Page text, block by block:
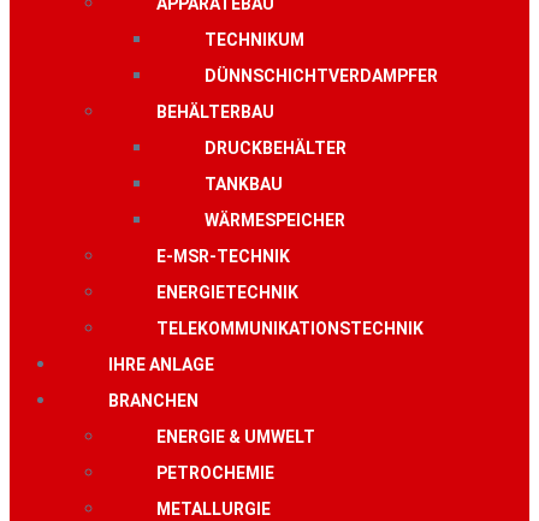
TECHNIKUM
DÜNNSCHICHTVERDAMPFER
BEHÄLTERBAU
DRUCKBEHÄLTER
TANKBAU
WÄRMESPEICHER
E-MSR-TECHNIK
ENERGIETECHNIK
TELEKOMMUNIKATIONSTECHNIK
IHRE ANLAGE
BRANCHEN
ENERGIE & UMWELT
PETROCHEMIE
METALLURGIE